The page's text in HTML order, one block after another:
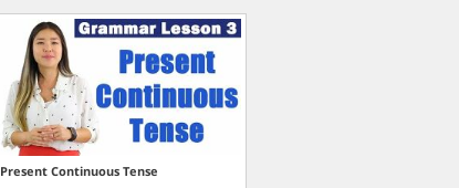
Present Continuous Tense